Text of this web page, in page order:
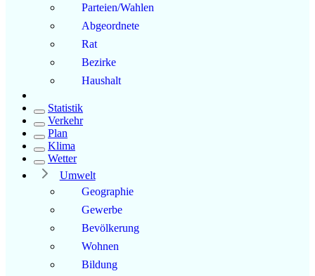
Parteien/Wahlen
Abgeordnete
Rat
Bezirke
Haushalt
Statistik
Verkehr
Plan
Klima
Wetter
Umwelt
Geographie
Gewerbe
Bevölkerung
Wohnen
Bildung